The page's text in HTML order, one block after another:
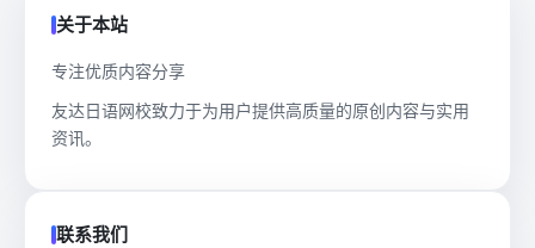
关于本站
专注优质内容分享
友达日语网校致力于为用户提供高质量的原创内容与实用
资讯。
联系我们